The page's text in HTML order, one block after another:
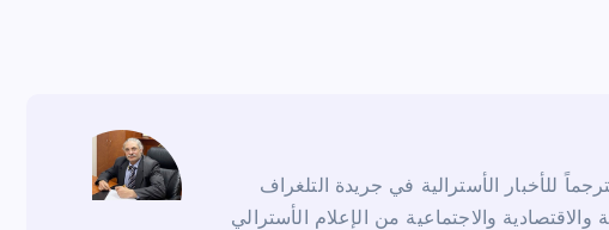
للأخبار الأسترالية في جريدة التلغراف
والاقتصادية والاجتماعية من الإعلام الأسترالي